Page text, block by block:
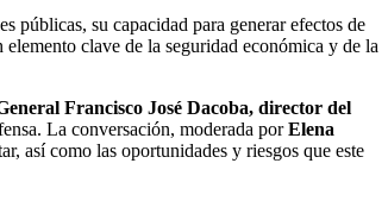
públicas, su capacidad para generar efectos de
clave de la seguridad económica y de la
Francisco José Dacoba, director del
La conversación, moderada porElena
así como las oportunidades y riesgos que este